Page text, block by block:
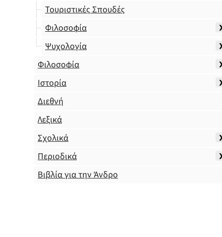
Τουριστικές Σπουδές
Φιλοσοφία
Ψυχολογία
Φιλοσοφία
Ιστορία
Διεθνή
Λεξικά
Σχολικά
Περιοδικά
Βιβλία για την Άνδρο